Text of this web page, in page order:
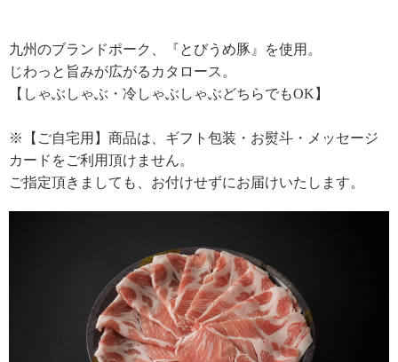
九州のブランドポーク、『とびうめ豚』を使用。
じわっと旨みが広がるカタロース。
【しゃぶしゃぶ・冷しゃぶしゃぶどちらでもOK】
※【ご自宅用】商品は、ギフト包装・お熨斗・メッセージ
カードをご利用頂けません。
ご指定頂きましても、お付けせずにお届けいたします。